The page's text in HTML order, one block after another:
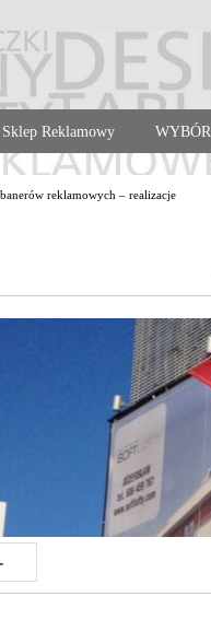
Sklep Reklamowy
reklamowych – realizacje